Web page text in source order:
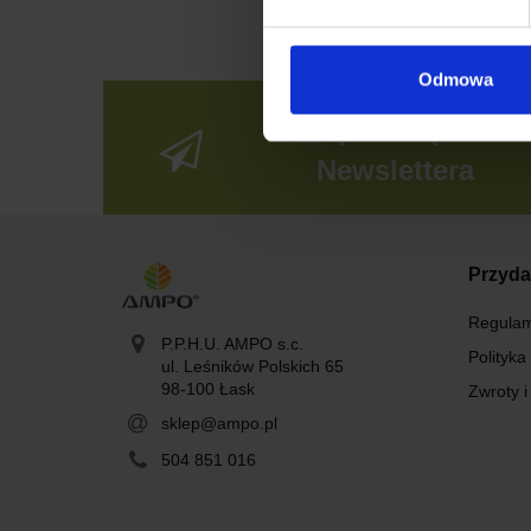
Odmowa
Newslettera
P.P.H.U. AMPO s.c.
ul. Leśników Polskich 65
98-100 Łask
sklep@ampo.pl
504 851 016
Zwroty